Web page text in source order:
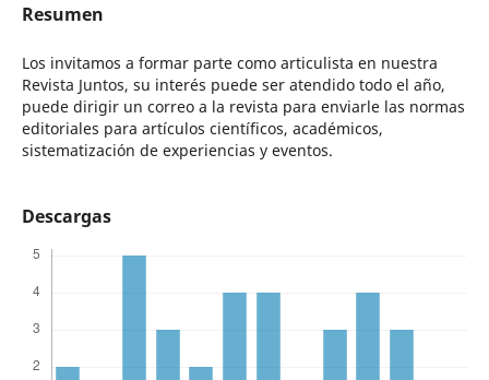
Resumen
Los invitamos a formar parte como articulista en nuestra
Revista Juntos, su interés puede ser atendido todo el año,
puede dirigir un correo a la revista para enviarle las normas
editoriales para artículos científicos, académicos,
sistematización de experiencias y eventos.
Descargas